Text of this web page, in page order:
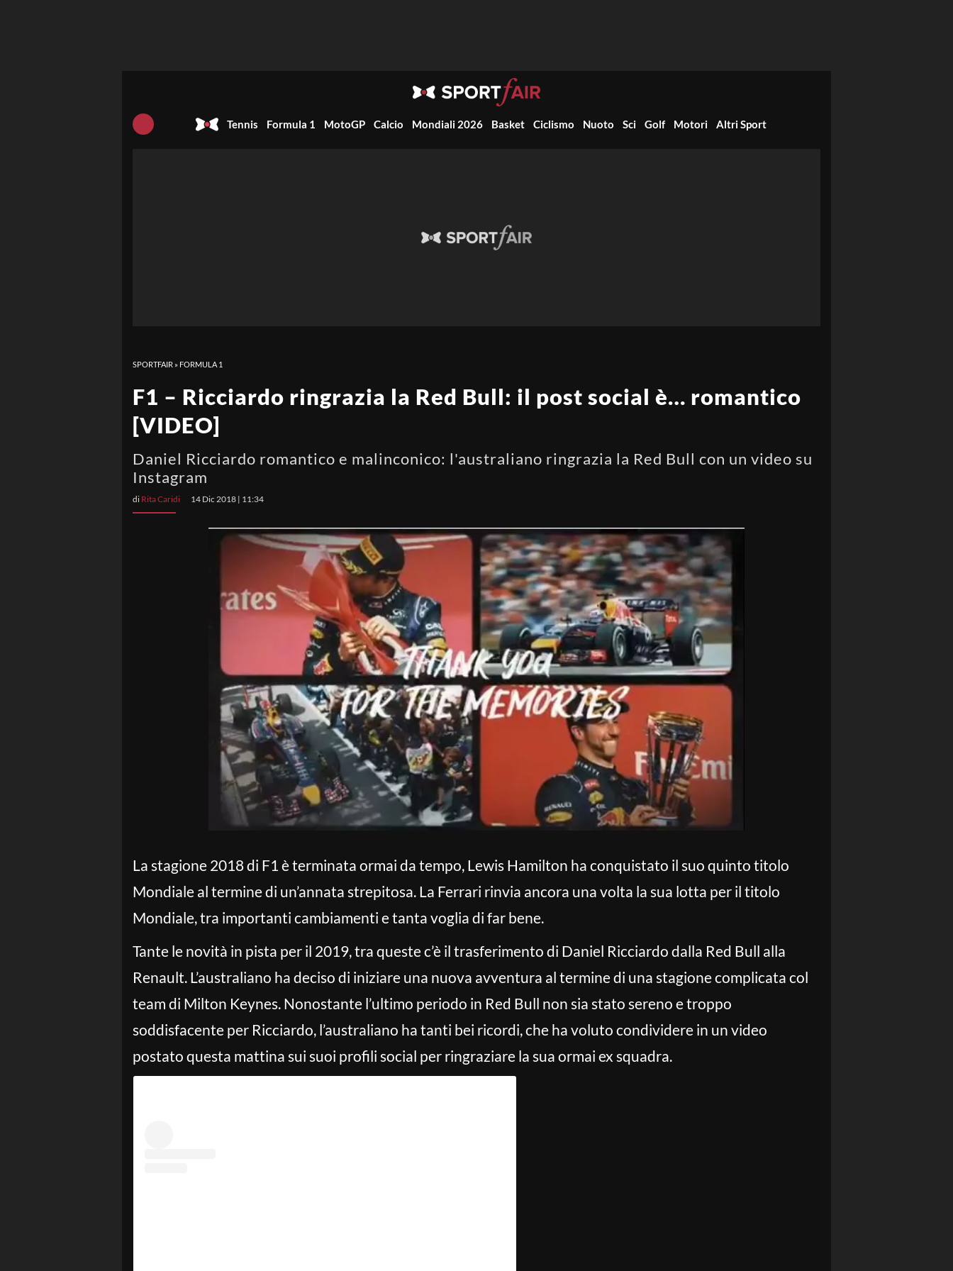
Tennis Formula 1 MotoGP Calcio Mondiali 2026 Basket Ciclismo Nuoto Sci Golf Motori Altri Sport
SPORTFAIR » FORMULA 1
F1 – Ricciardo ringrazia la Red Bull: il post social è… romantico
[VIDEO]
Daniel Ricciardo romantico e malinconico: l'australiano ringrazia la Red Bull con un video su
Instagram
di Rita Caridi 14 Dic 2018 | 11:34
La stagione 2018 di F1 è terminata ormai da tempo, Lewis Hamilton ha conquistato il suo quinto titolo
Mondiale al termine di un’annata strepitosa. La Ferrari rinvia ancora una volta la sua lotta per il titolo
Mondiale, tra importanti cambiamenti e tanta voglia di far bene.
Tante le novità in pista per il 2019, tra queste c’è il trasferimento di Daniel Ricciardo dalla Red Bull alla
Renault. L’australiano ha deciso di iniziare una nuova avventura al termine di una stagione complicata col
team di Milton Keynes. Nonostante l’ultimo periodo in Red Bull non sia stato sereno e troppo
soddisfacente per Ricciardo, l’australiano ha tanti bei ricordi, che ha voluto condividere in un video
postato questa mattina sui suoi profili social per ringraziare la sua ormai ex squadra.